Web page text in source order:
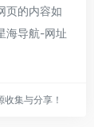
页的内容如
海导航-网址
集与分享！